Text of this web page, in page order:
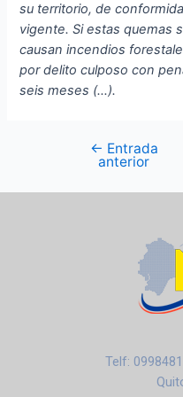
su territorio, de
vigente. Si estas quemas
causan incendios
por delito culposo con
seis meses (…).
← Entrada
anterior
Telf: